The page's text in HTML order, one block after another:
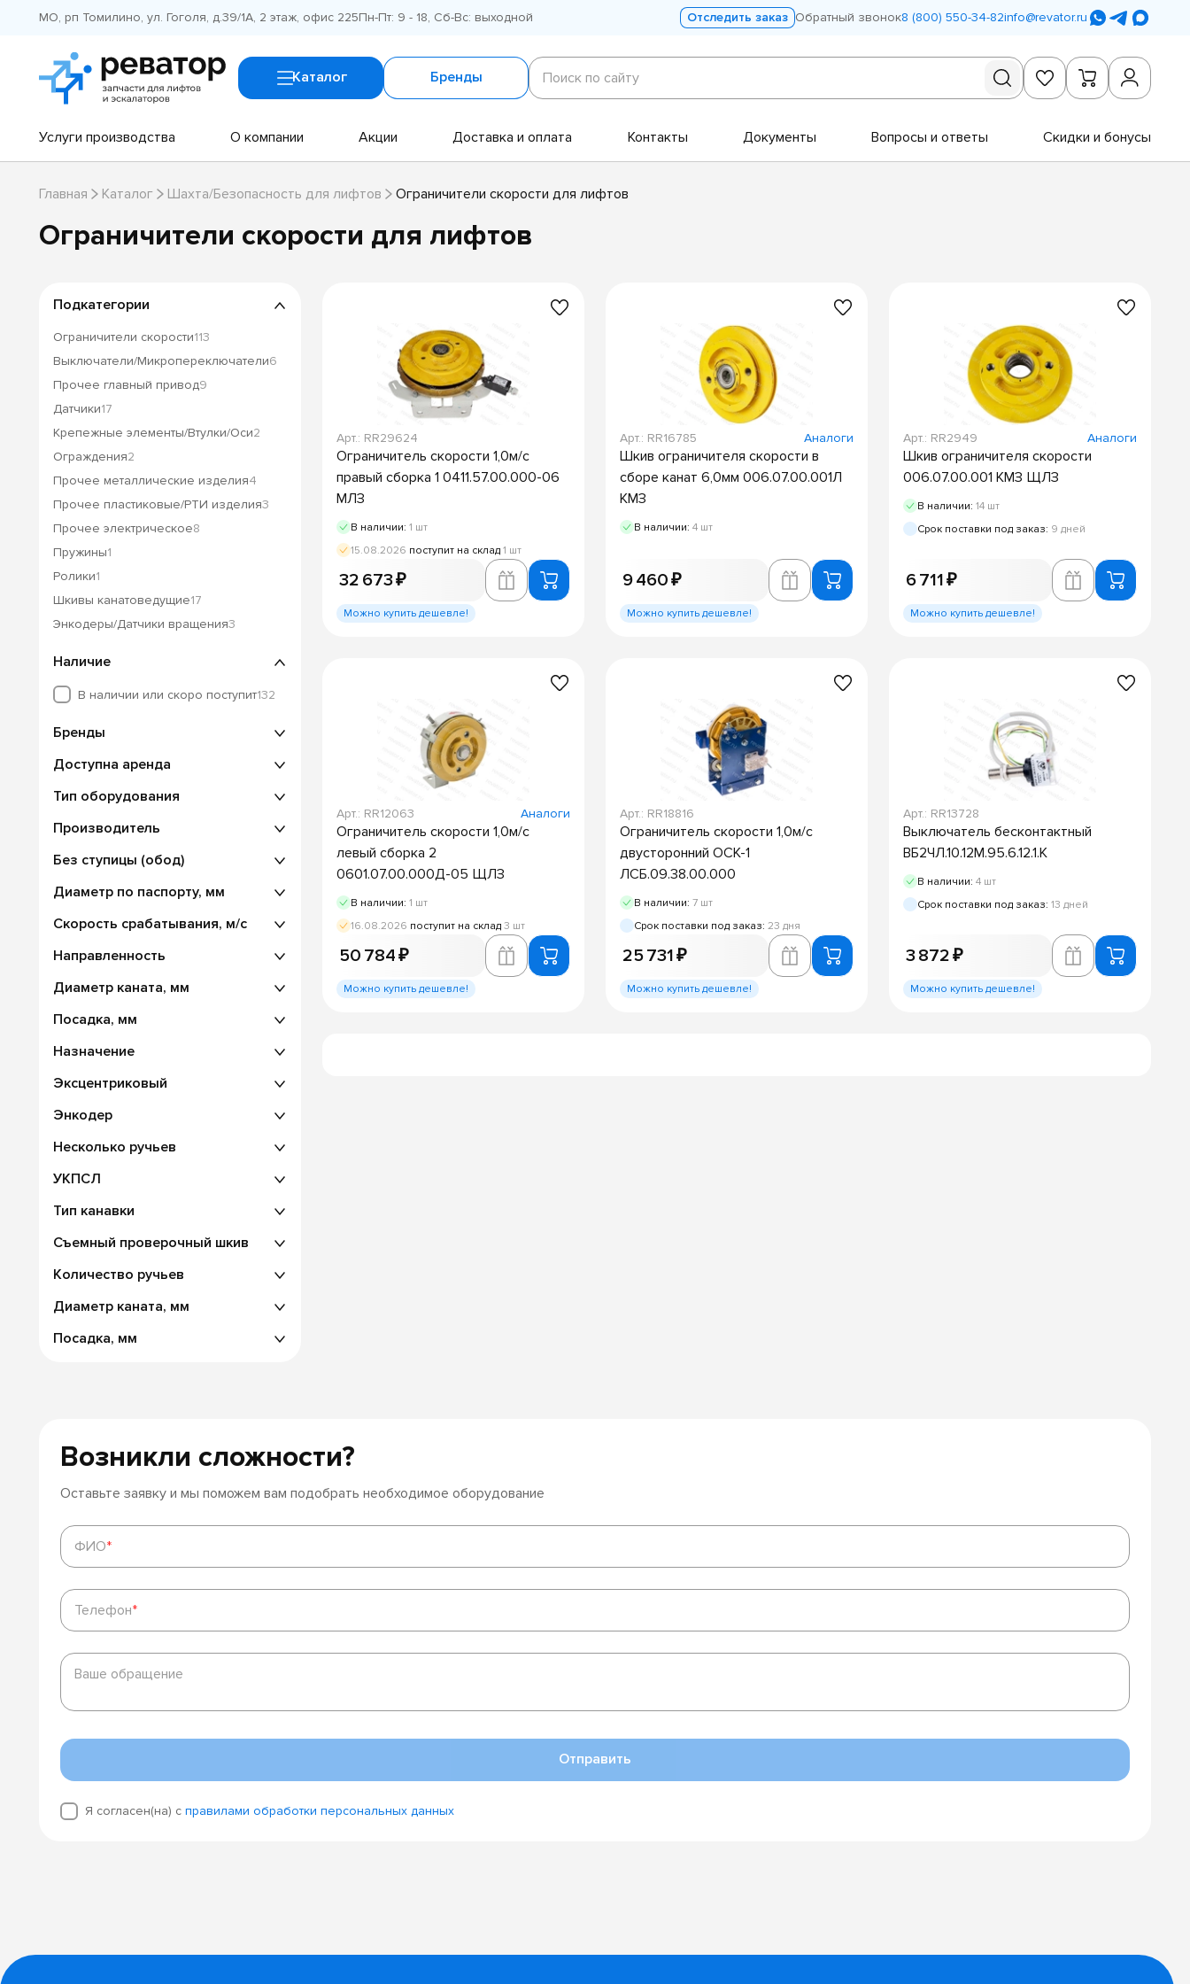
МО, рп Томилино, ул. Гоголя, д.39/1А, 2 этаж, офис 225Пн-Пт: 9 - 18, Сб-Вс: выходной Отследить заказ Обратный звонок8 (800) 550-34-82info@revator.ru
Каталог Бренды
Поиск
по
сайту
Поиск по сайту
Услуги производства О компании Акции Доставка и оплата Контакты Документы Вопросы и ответы Скидки и бонусы
Главная Каталог Шахта/Безопасность для лифтов Ограничители скорости для лифтов
Ограничители скорости для лифтов
Подкатегории
Ограничители скорости113
Выключатели/Микропереключатели6
Прочее главный привод9
Датчики17
Крепежные элементы/Втулки/Оси2
Ограждения2
Прочее металлические изделия4
Прочее пластиковые/РТИ изделия3
Прочее электрическое8
Пружины1
Ролики1
Шкивы канатоведущие17
Энкодеры/Датчики вращения3
Наличие
В наличии или скоро поступит132
Бренды
Доступна аренда
Тип оборудования
Производитель
Без ступицы (обод)
Диаметр по паспорту, мм
Скорость срабатывания, м/с
Направленность
Диаметр каната, мм
Посадка, мм
Назначение
Эксцентриковый
Энкодер
Несколько ручьев
УКПСЛ
Тип канавки
Съемный проверочный шкив
Количество ручьев
Диаметр каната, мм
Посадка, мм
Арт.: RR29624
Ограничитель скорости 1,0м/с
правый сборка 1 0411.57.00.000-06
МЛЗ
В наличии: 1 шт
15.08.2026 поступит на склад 1 шт
32 673 ₽
Можно купить дешевле!
Арт.: RR16785 Аналоги
Шкив ограничителя скорости в
сборе канат 6,0мм 006.07.00.001Л
КМЗ
В наличии: 4 шт
9 460 ₽
Можно купить дешевле!
Арт.: RR2949 Аналоги
Шкив ограничителя скорости
006.07.00.001 КМЗ ЩЛЗ
В наличии: 14 шт
Срок поставки под заказ: 9 дней
6 711 ₽
Можно купить дешевле!
Арт.: RR12063 Аналоги
Ограничитель скорости 1,0м/с
левый сборка 2
0601.07.00.000Д-05 ЩЛЗ
В наличии: 1 шт
16.08.2026 поступит на склад 3 шт
50 784 ₽
Можно купить дешевле!
Арт.: RR18816
Ограничитель скорости 1,0м/с
двусторонний ОСК-1
ЛСБ.09.38.00.000
В наличии: 7 шт
Срок поставки под заказ: 23 дня
25 731 ₽
Можно купить дешевле!
Арт.: RR13728
Выключатель бесконтактный
ВБ2ЧЛ.10.12М.95.6.12.1.К
В наличии: 4 шт
Срок поставки под заказ: 13 дней
3 872 ₽
Можно купить дешевле!
Возникли сложности?
Оставьте заявку и мы поможем вам подобрать необходимое оборудование
ФИО*
ФИО*
Телефон*
Телефон*
Ваше
обращение
Ваше обращение
Отправить
Я согласен(на) с правилами обработки персональных данных